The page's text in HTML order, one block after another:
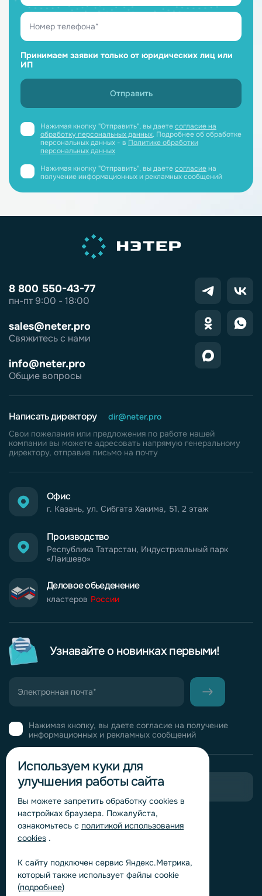
Принимаем заявки только от юридических лиц или
ИП
Нажимая кнопку "Отправить", вы даетесогласие на
обработку персональных данных. Подробнее об обработке
персональных данных - в Политике обработки
персональных данных
Нажимая кнопку "Отправить", вы даетесогласиена
получение информационных и рекламных сообщений
8 800 550-43-77
пн-пт 9:00 - 18:00
sales@neter.pro
Свяжитесь с нами
info@neter.pro
Общие вопросы
Деловое обьеденение
кластеров России
Производство
Республика Татарстан, Индустриальный парк
«Лаишево»
Офис
г. Казань, ул. Сибгата Хакима, 51, 2 этаж
Написать директору
dir@neter.pro
Свои пожелания или предложения по работе нашей
компании вы можете адресовать напрямую генеральному
директору, отправив письмо на почту
Узнавайте о новинках первыми!
Нажимая кнопку, вы даете согласие на получение
информационных и рекламных сообщений
Горячая линия комплаенс
Обработка персональных данных
Политика обработки файлов cookie
Согласие на обработку персональных данных
«Яндекс.Метрика»
Пригласить в тендер
Используем куки для
улучшения работы сайта
Вы можете запретить обработку сookies в
настройках браузера. Пожалуйста,
ознакомьтесь с политикой использования
cookies .
К сайту подключен сервис Яндекс.Метрика,
который также использует файлы cookie
(подробнее)